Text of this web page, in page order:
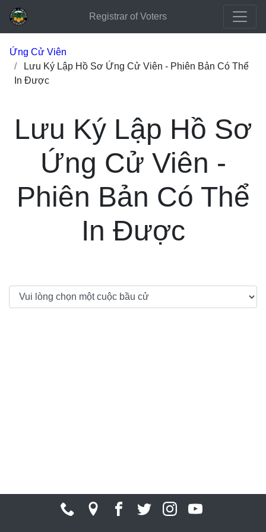
Registrar of Voters
Ứng Cử Viên
Lưu Ký Lập Hồ Sơ Ứng Cử Viên - Phiên Bản Có Thể
In Được
Lưu Ký Lập Hồ Sơ
Ứng Cử Viên -
Phiên Bản Có Thể
In Được